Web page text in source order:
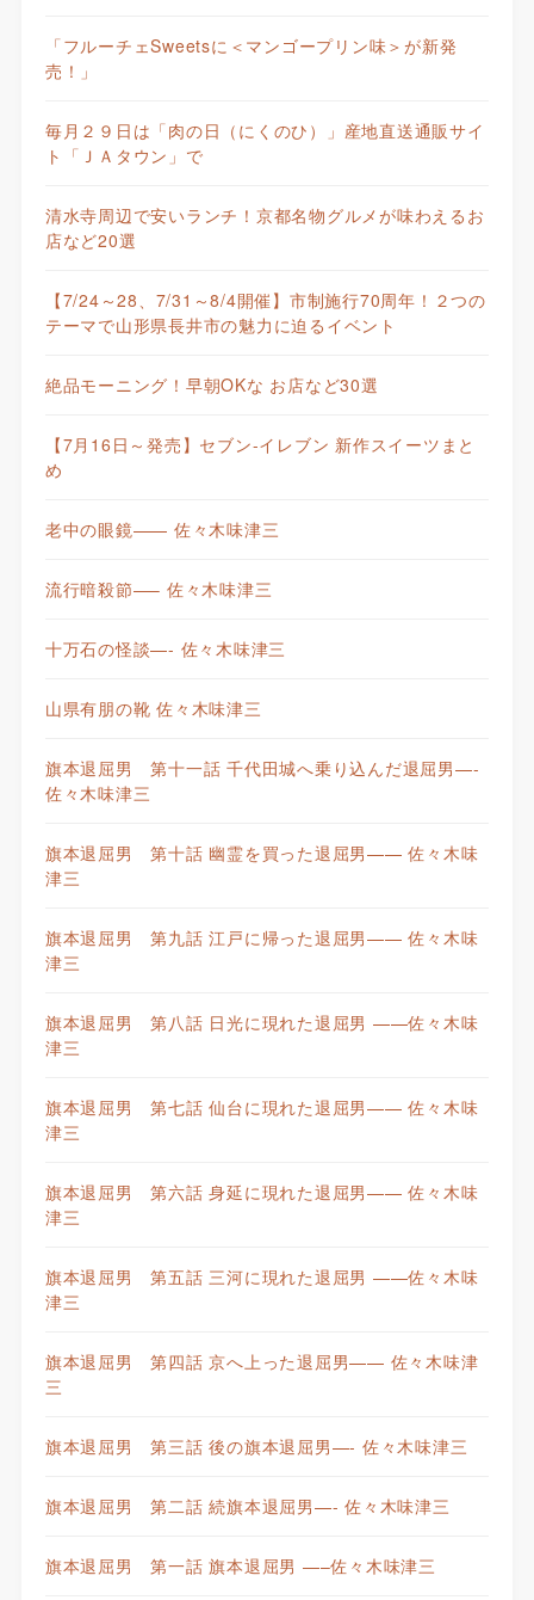
「フルーチェSweetsに＜マンゴープリン味＞が新発
売！」
毎月２９日は「肉の日（にくのひ）」産地直送通販サイ
ト「ＪＡタウン」で
清水寺周辺で安いランチ！京都名物グルメが味わえるお
店など20選
【7/24～28、7/31～8/4開催】市制施行70周年！２つの
テーマで山形県長井市の魅力に迫るイベント
絶品モーニング！早朝OKな お店など30選
【7月16日～発売】セブン-イレブン 新作スイーツまと
め
老中の眼鏡—— 佐々木味津三
流行暗殺節—– 佐々木味津三
十万石の怪談—- 佐々木味津三
山県有朋の靴 佐々木味津三
旗本退屈男 第十一話 千代田城へ乗り込んだ退屈男—-
佐々木味津三
旗本退屈男 第十話 幽霊を買った退屈男—— 佐々木味
津三
旗本退屈男 第九話 江戸に帰った退屈男—— 佐々木味
津三
旗本退屈男 第八話 日光に現れた退屈男 ——佐々木味
津三
旗本退屈男 第七話 仙台に現れた退屈男—— 佐々木味
津三
旗本退屈男 第六話 身延に現れた退屈男—— 佐々木味
津三
旗本退屈男 第五話 三河に現れた退屈男 ——佐々木味
津三
旗本退屈男 第四話 京へ上った退屈男—— 佐々木味津
三
旗本退屈男 第三話 後の旗本退屈男—- 佐々木味津三
旗本退屈男 第二話 続旗本退屈男—- 佐々木味津三
旗本退屈男 第一話 旗本退屈男 —–佐々木味津三